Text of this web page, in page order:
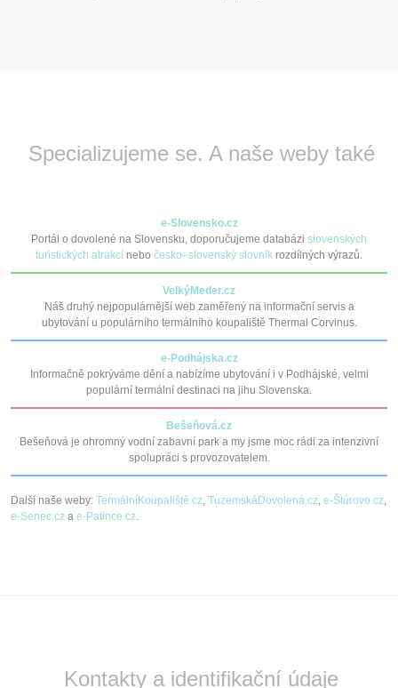
Specializujeme se. A naše weby také
e-Slovensko.cz
Portál o dovolené na Slovensku, doporučujeme databázi slovenských
turistických atrakcí nebo česko–slovenský slovník rozdílných výrazů.
VelkýMeder.cz
Náš druhý nejpopulárnější web zaměřený na informační servis a
ubytování u populárního termálního koupaliště Thermal Corvinus.
e-Podhájska.cz
Informačně pokrýváme dění a nabízíme ubytování i v Podhájské, velmi
populární termální destinaci na jihu Slovenska.
Bešeňová.cz
Bešeňová je ohromný vodní zabavní park a my jsme moc rádi za intenzivní
spolupráci s provozovatelem.
Další naše weby: TermálníKoupaliště.cz, TuzemskáDovolená.cz, e-Štúrovo.cz,
e-Senec.cz a e-Patince.cz.
Kontakty a identifikační údaje